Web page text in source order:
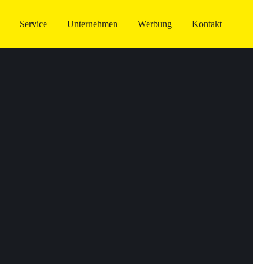
Service Unternehmen Werbung Kontakt